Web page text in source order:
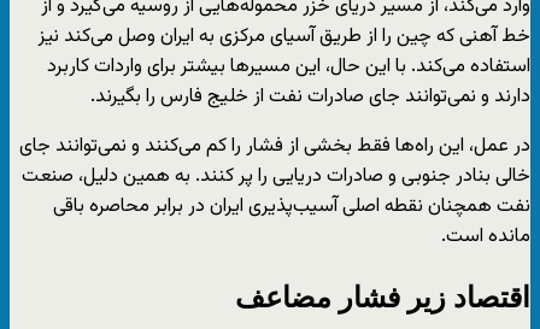
وارد می‌کند، از مسیر دریای خزر محموله‌هایی از روسیه می‌گیرد و از
خط آهنی که چین را از طریق آسیای مرکزی به ایران وصل می‌کند نیز
استفاده می‌کند. با این حال، این مسیرها بیشتر برای واردات کاربرد
دارند و نمی‌توانند جای صادرات نفت از خلیج فارس را بگیرند.
در عمل، این راه‌ها فقط بخشی از فشار را کم می‌کنند و نمی‌توانند جای
خالی بنادر جنوبی و صادرات دریایی را پر کنند. به همین دلیل، صنعت
نفت همچنان نقطه اصلی آسیب‌پذیری ایران در برابر محاصره باقی
مانده است.
اقتصاد زیر فشار مضاعف